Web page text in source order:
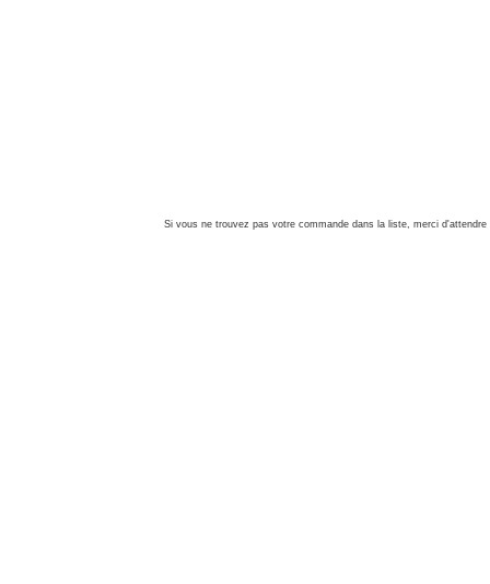
Si vous ne trouvez pas votre commande dans la liste, merci